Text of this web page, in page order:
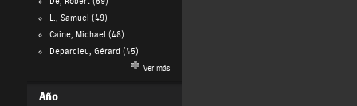
L., Samuel (49)
Caine, Michael (48)
Depardieu, Gérard (45)
Ver más
Año